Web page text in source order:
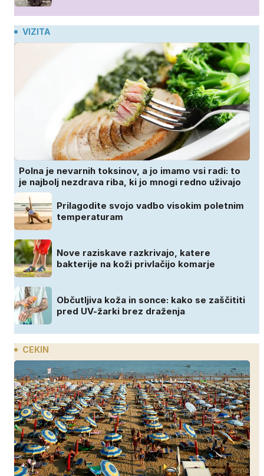
VIZITA
Polna je nevarnih toksinov, a jo imamo vsi radi: to
je najbolj nezdrava riba, ki jo mnogi redno uživajo
Prilagodite svojo vadbo visokim poletnim
temperaturam
Nove raziskave razkrivajo, katere
bakterije na koži privlačijo komarje
Občutljiva koža in sonce: kako se zaščititi
pred UV-žarki brez draženja
CEKIN